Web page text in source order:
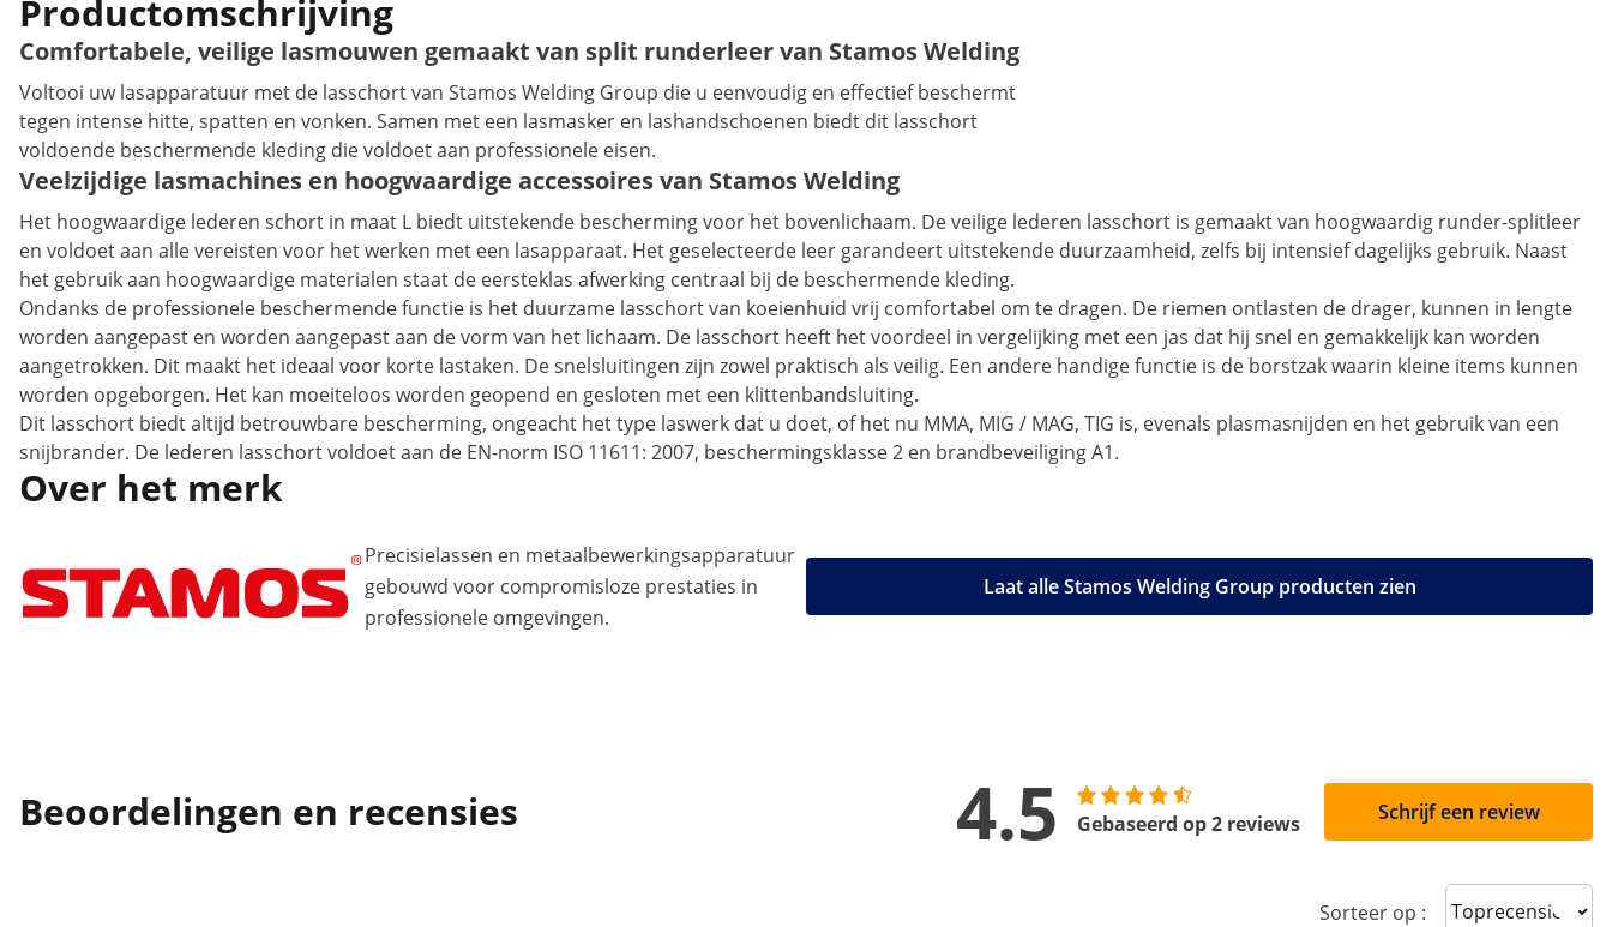
Productomschrijving
Comfortabele, veilige lasmouwen gemaakt van split runderleer van Stamos Welding
Voltooi uw lasapparatuur met de lasschort van Stamos Welding Group die u eenvoudig en effectief beschermt
tegen intense hitte, spatten en vonken. Samen met een lasmasker en lashandschoenen biedt dit lasschort
voldoende beschermende kleding die voldoet aan professionele eisen.
Veelzijdige lasmachines en hoogwaardige accessoires van Stamos Welding
Het hoogwaardige lederen schort in maat L biedt uitstekende bescherming voor het bovenlichaam. De veilige lederen lasschort is gemaakt van hoogwaardig runder-splitleer
en voldoet aan alle vereisten voor het werken met een lasapparaat. Het geselecteerde leer garandeert uitstekende duurzaamheid, zelfs bij intensief dagelijks gebruik. Naast
het gebruik aan hoogwaardige materialen staat de eersteklas afwerking centraal bij de beschermende kleding.
Ondanks de professionele beschermende functie is het duurzame lasschort van koeienhuid vrij comfortabel om te dragen. De riemen ontlasten de drager, kunnen in lengte
worden aangepast en worden aangepast aan de vorm van het lichaam. De lasschort heeft het voordeel in vergelijking met een jas dat hij snel en gemakkelijk kan worden
aangetrokken. Dit maakt het ideaal voor korte lastaken. De snelsluitingen zijn zowel praktisch als veilig. Een andere handige functie is de borstzak waarin kleine items kunnen
worden opgeborgen. Het kan moeiteloos worden geopend en gesloten met een klittenbandsluiting.
Dit lasschort biedt altijd betrouwbare bescherming, ongeacht het type laswerk dat u doet, of het nu MMA, MIG / MAG, TIG is, evenals plasmasnijden en het gebruik van een
snijbrander. De lederen lasschort voldoet aan de EN-norm ISO 11611: 2007, beschermingsklasse 2 en brandbeveiliging A1.
Over het merk
Precisielassen en metaalbewerkingsapparatuur
gebouwd voor compromisloze prestaties in
professionele omgevingen.
Laat alle Stamos Welding Group producten zien
Beoordelingen en recensies 4.5 Gebaseerd op 2 reviews Schrijf een review
Sorteer op : Sort reviews